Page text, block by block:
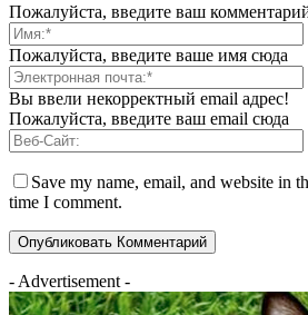
Пожалуйста, введите ваш
Пожалуйста, введите ваше имя сюда
Вы ввели некорректный email адрес!
Пожалуйста, введите ваш email сюда
Save my name, email, and website in
time I comment.
- Advertisement -